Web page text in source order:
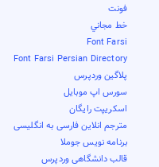
فونت
خط مجاني
Font Farsi
Font Farsi Persian Directory
پلاگین وردپرس
سورس اپ موبایل
اسکریپت رایگان
مترجم انلاین فارسی به انگلیسی
برنامه نویس جوملا
قالب دانشگاهی وردپرس